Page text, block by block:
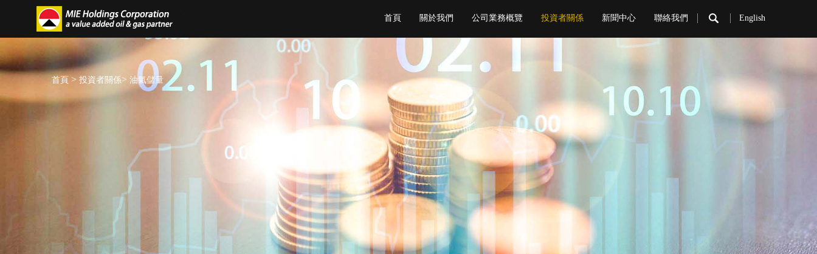
首頁 關於我們 公司業務概覽 投資者關係 新聞中心 聯絡我們 English
首頁 >投資者關係>油氣儲量